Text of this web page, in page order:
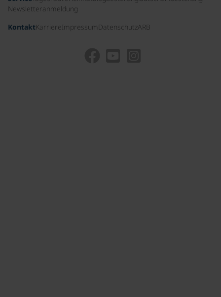
Newsletteranmeldung
KontaktKarriereImpressum DatenschutzARB